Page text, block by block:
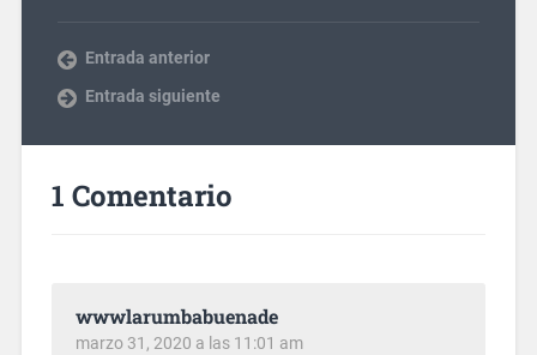
Entrada anterior
Entrada siguiente
1 Comentario
wwwlarumbabuenade
marzo 31, 2020 a las 11:01 am